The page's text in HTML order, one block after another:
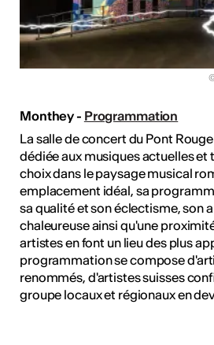
Monthey - Programmation
La salle de concert du Pont
dédiée aux musiques actuelles et
choix dans le paysage musical
emplacement idéal, sa
sa qualité et son éclectisme, son
chaleureuse ainsi qu'une
artistes en font un lieu des plus
programmation se compose
renommés, d'artistes suisses
groupe locaux et régionaux en